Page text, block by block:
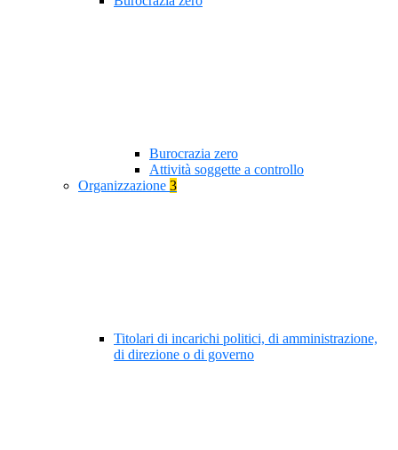
Burocrazia zero
Attività soggette a controllo
Organizzazione 3
Titolari di incarichi politici, di amministrazione,
di direzione o di governo